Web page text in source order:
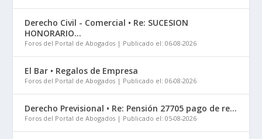
Derecho Civil - Comercial • Re: SUCESION
HONORARIO...
Foros del Portal de Abogados Publicado el: 06-08-2026
El Bar • Regalos de Empresa
Foros del Portal de Abogados Publicado el: 06-08-2026
Derecho Previsional • Re: Pensión 27705 pago de re...
Foros del Portal de Abogados Publicado el: 05-08-2026